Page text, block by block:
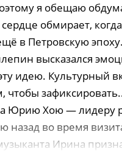
я обещаю
обмирает,
в Петровскую
высказался
идею. Культурный
чтобы
Юрию Хою — лидеру
назад во время
Ирина